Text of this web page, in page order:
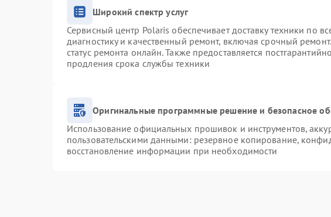
Широкий спектр услуг
Сервисный центр Polaris обеспечивает доставку техники по
диагностику и качественный ремонт, включая срочный
статус ремонта онлайн. Также предоставляется
продления срока службы техники
Оригинальные программные решение и безопасное
Использование официальных прошивок и инструментов,
пользовательскими данными: резервное копирование,
восстановление информации при необходимости